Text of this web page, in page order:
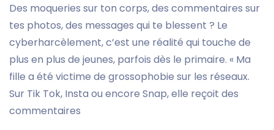
Des moqueries sur ton corps, des commentaires sur
tes photos, des messages qui te blessent ? Le
cyberharcèlement, c’est une réalité qui touche de
plus en plus de jeunes, parfois dès le primaire. « Ma
fille a été victime de grossophobie sur les réseaux.
Sur Tik Tok, Insta ou encore Snap, elle reçoit des
commentaires